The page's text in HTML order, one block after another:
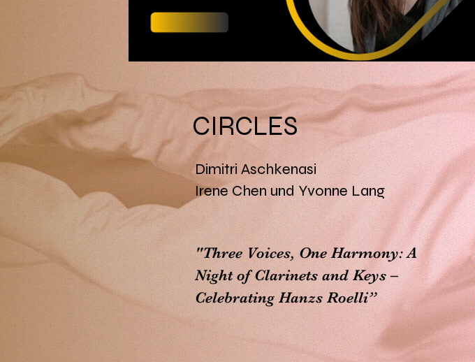
CIRCLES
Dimitri Aschkenasi
Irene Chen und Yvonne Lang
"Three Voices, One Harmony: A
Night of Clarinets and Keys –
Celebrating Hanzs Roelli”